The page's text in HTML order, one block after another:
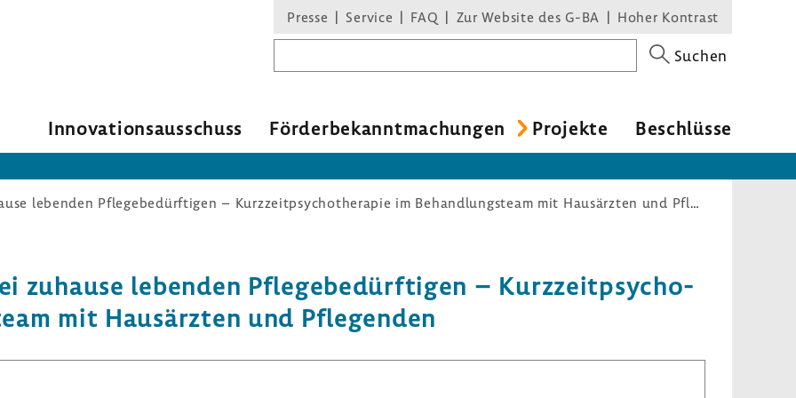
Presse Service FAQ Zur Website des G-BA Hoher Kontrast
Suchen
Inno­va­ti­ons­aus­schuss Förder­be­kannt­ma­chungen Projekte Beschlüsse
PSY-CARE – Depression bei zuhause lebenden Pflegebedürftigen – Kurzzeitpsychotherapie im Behandlungsteam mit Hausärzten und Pflegenden
zuhause lebenden Pfle­ge­be­dürf­tigen – Kurz­zeit­psy­cho­
mit Haus­ärzten und Pfle­genden